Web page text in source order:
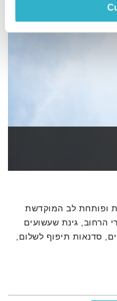
ופותחת לב המוקדשת
הרחוב, גינת שעשועים
סדנאות תיפוף לשלום,